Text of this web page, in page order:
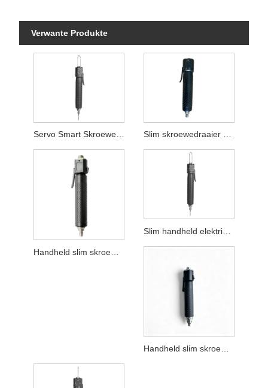
Verwante Produkte
Servo Smart Skroewedraaier met LED
Handheld slim skroewedraaier met hellings- en drukdetectie
Slim handheld elektriese skroewedraaier
Handheld slim skroewedraaier met hellingsdetectie